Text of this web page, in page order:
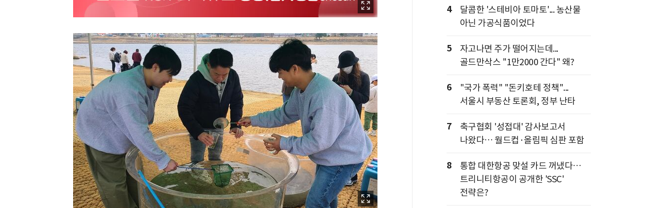
4
달콤한 '스테비아 토마토'... 농산물
아닌 가공식품이었다
5
자고나면 주가 떨어지는데...
골드만삭스 "1만2000 간다" 왜?
6
"국가 폭력" "돈키호테 정책"...
서울시 부동산 토론회, 정부 난타
7
축구협회 '성접대' 감사보고서
나왔다… 월드컵·올림픽 심판 포함
8
통합 대한항공 맞설 카드 꺼냈다…
트리니티항공이 공개한 'SSC'
전략은?